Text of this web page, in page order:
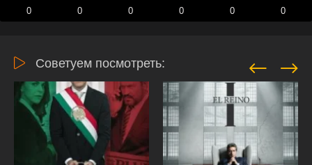
0 0 0 0 0 0
Советуем посмотреть: